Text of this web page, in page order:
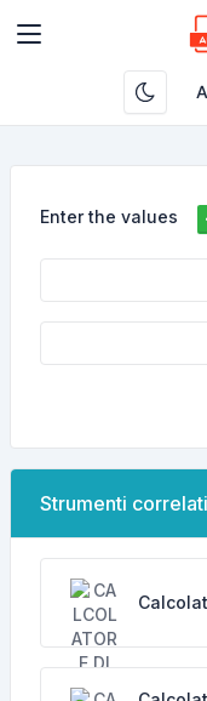
Enter the values
Strumenti correlati